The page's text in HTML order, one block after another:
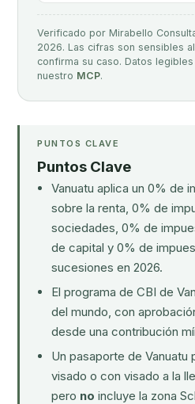
Verificado por Mirabello
2026. Las cifras son sensibles
confirma su caso. Datos
nuestro MCP.
PUNTOS CLAVE
Puntos Clave
Vanuatu aplica un 0% de
sobre la renta, 0% de
sociedades, 0% de
de capital y 0% de
sucesiones en 2026.
El programa de CBI de
del mundo, con
desde una contribución
Un pasaporte de
visado o con visado a la
pero no incluye la zona